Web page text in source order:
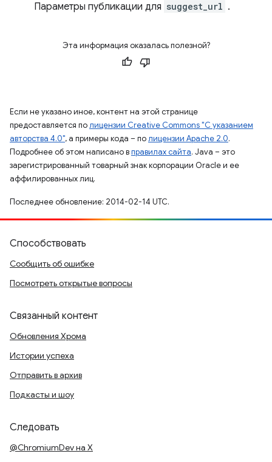
Параметры публикации для suggest_url .
Эта информация оказалась полезной?
Если не указано иное, контент на этой странице
предоставляется полицензии Creative Commons "С указанием
авторства 4.0", а примеры кода – полицензии Apache 2.0.
Подробнее об этом написано вправилах сайта. Java – это
зарегистрированный товарный знак корпорации Oracle и ее
аффилированных лиц.
Последнее обновление: 2014-02-14 UTC.
Способствовать
Сообщить об ошибке
Посмотреть открытые вопросы
Связанный контент
Обновления Хрома
Истории успеха
Отправить в архив
Подкасты и шоу
Следовать
@ChromiumDev на X